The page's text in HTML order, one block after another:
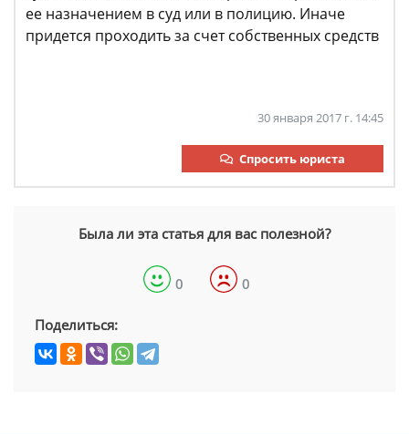
ее назначением в суд или в полицию. Иначе
придется проходить за счет собственных средств
30 января 2017 г. 14:45
Спросить юриста
Была ли эта статья для вас полезной?
0 0
Поделиться: